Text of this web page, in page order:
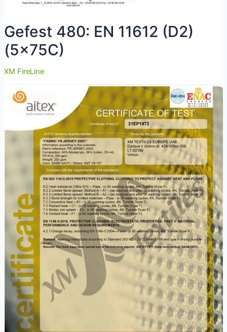
Gefest 480: EN 11612 (D2)
(5x75C)
XM FireLine